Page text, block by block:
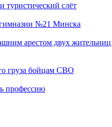
туристический слёт
№21 Минска
арестом двух
груза бойцам СВО
профессию